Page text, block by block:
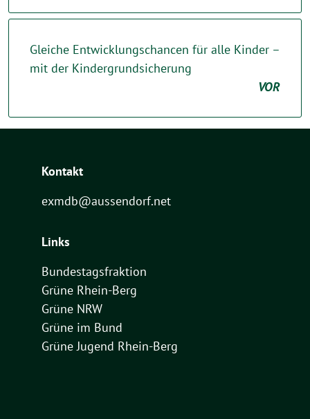
Gleiche Entwicklungschancen für alle Kinder –
mit der Kindergrundsicherung
VOR
Kontakt
exmdb@aussendorf.net
Links
Bundestagsfraktion
Grüne Rhein-Berg
Grüne NRW
Grüne im Bund
Grüne Jugend Rhein-Berg